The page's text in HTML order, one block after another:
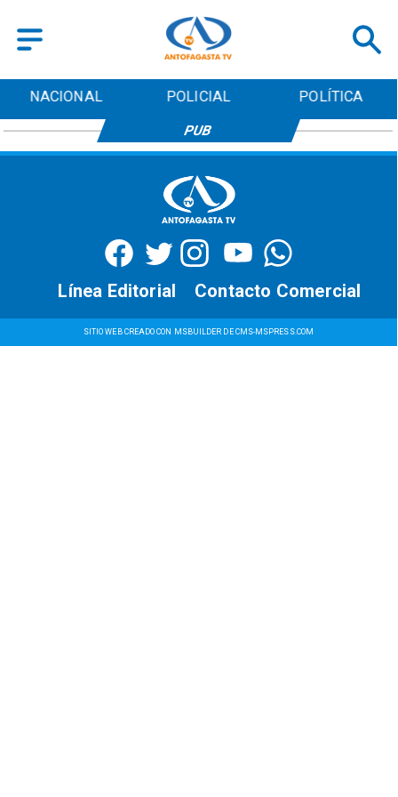
NACIONAL POLICIAL POLÍTICA
PUB
SITIO WEB CREADO CON MSBUILDER DE CMS-MSPRESS.COM
Contacto Comercial
Línea Editorial